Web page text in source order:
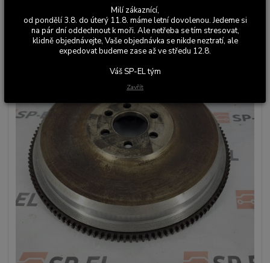
Milí zákaznící,
od pondělí 3.8. do úterý 11.8. máme letní dovolenou. Jedeme si
na pár dní oddechnout k moři. Ale netřeba se tím stresovat,
klidně objednávejte, Vaše objednávka se nikde neztratí, ale
expedovat budeme zase až ve středu 12.8.
Váš SP-EL tým
Zavřít